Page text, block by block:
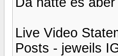
Live Video
Posts - jeweils